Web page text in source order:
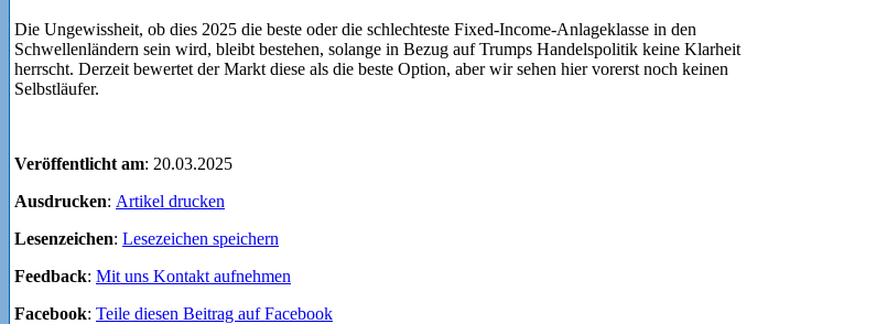
Die Ungewissheit, ob dies 2025 die beste oder die schlechteste Fixed-Income-Anlageklasse in den
Schwellenländern sein wird, bleibt bestehen, solange in Bezug auf Trumps Handelspolitik keine Klarheit
herrscht. Derzeit bewertet der Markt diese als die beste Option, aber wir sehen hier vorerst noch keinen
Selbstläufer.
Veröffentlicht am: 20.03.2025
Ausdrucken: Artikel drucken
Lesenzeichen: Lesezeichen speichern
Feedback: Mit uns Kontakt aufnehmen
Facebook: Teile diesen Beitrag auf Facebook